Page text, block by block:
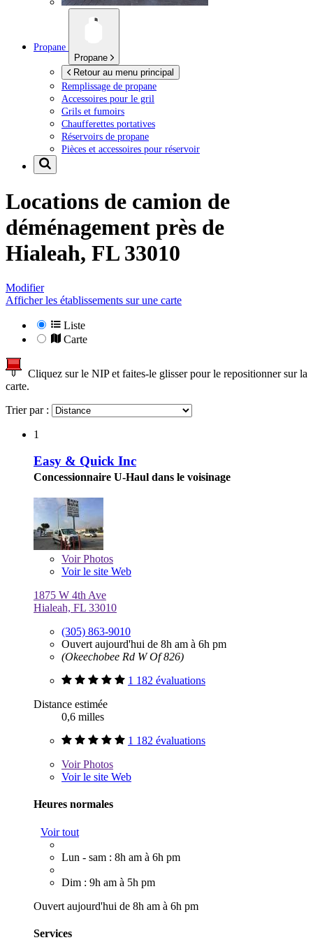
Propane
Propane
Retour au menu principal
Remplissage de propane
Accessoires pour le gril
Grils et fumoirs
Chaufferettes portatives
Réservoirs de propane
Pièces et accessoires pour réservoir
Locations de camion de
déménagement près de
Hialeah, FL 33010
Modifier
Afficher les établissements sur une carte
Liste
Carte
Cliquez sur le NIP et faites-le glisser pour le repositionner sur la
carte.
Trier par :
1
Easy & Quick Inc
Concessionnaire U-Haul dans le voisinage
VoirPhotos
Voir le site Web
1875 W 4th Ave
Hialeah, FL 33010
(305) 863-9010
Ouvert aujourd'hui de 8h am à 6h pm
(Okeechobee Rd W Of 826)
1 182 évaluations
Distance estimée
0,6 milles
1 182 évaluations
VoirPhotos
Voir le site Web
Heures normales
Voir tout
Lun - sam : 8h am à 6h pm
Dim : 9h am à 5h pm
Ouvert aujourd'hui de 8h am à 6h pm
Services